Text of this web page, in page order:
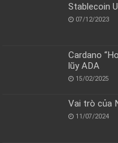
Stablecoin
07/12/2023
Cardano
lũy ADA
15/02/2025
Vai trò của
11/07/2024